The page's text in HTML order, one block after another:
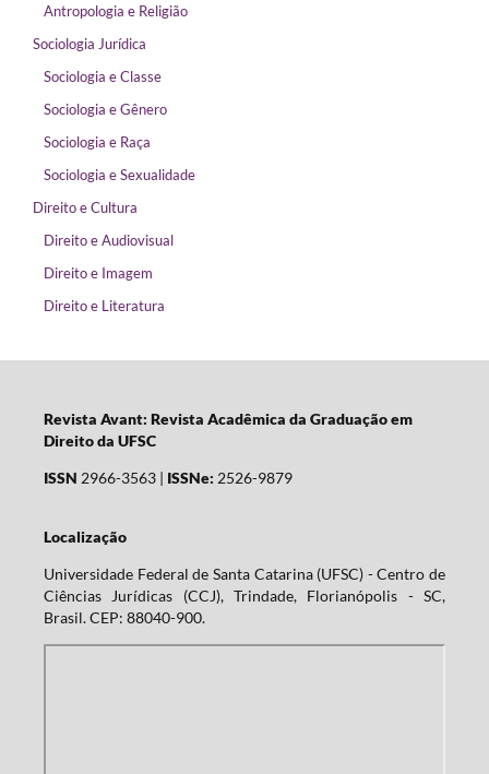
Antropologia e Religião
Sociologia Jurídica
Sociologia e Classe
Sociologia e Gênero
Sociologia e Raça
Sociologia e Sexualidade
Direito e Cultura
Direito e Audiovisual
Direito e Imagem
Direito e Literatura
Revista Avant: Revista Acadêmica da Graduação em
Direito da UFSC
ISSN 2966-3563 | ISSNe: 2526-9879
Localização
Universidade Federal de Santa Catarina (UFSC) - Centro de
Ciências Jurídicas (CCJ), Trindade, Florianópolis - SC,
Brasil. CEP: 88040-900.